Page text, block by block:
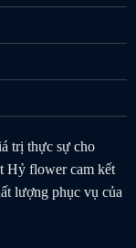
trị thực sự cho
Hỷ flower cam kết
lượng phục vụ của